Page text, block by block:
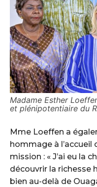
Madame Esther
et plénipotentiaire du
Mme Loeffen a
hommage à l’accueil
mission : « J’ai eu la
découvrir la richesse
bien au-delà de